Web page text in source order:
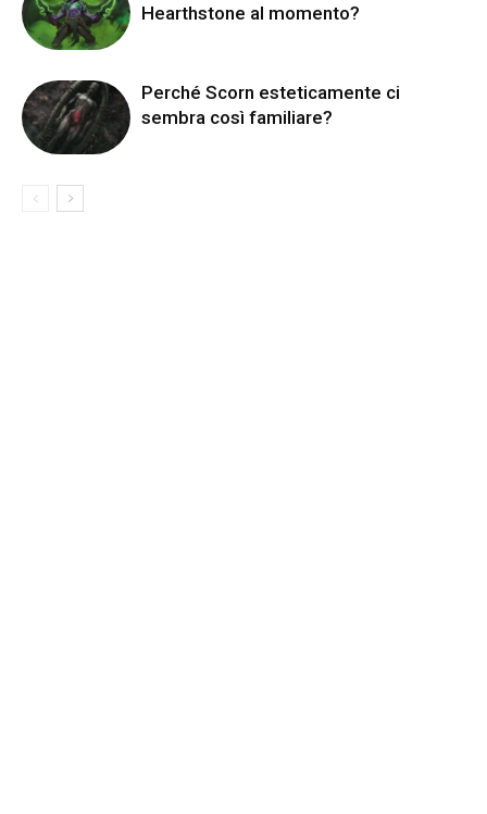
Hearthstone al momento?
Perché Scorn esteticamente ci
sembra così familiare?